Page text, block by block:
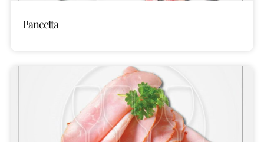
Pancetta